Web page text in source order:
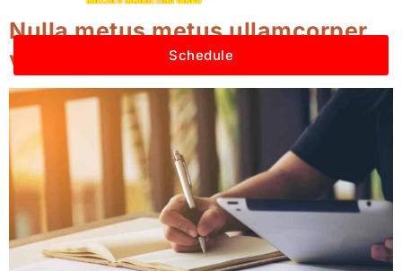
Schedule
Nulla metus metus ullamcorper
vel tincidunt